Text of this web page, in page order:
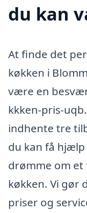
du kan
At finde det
køkken i
være en
kkken-pris-
indhente tre
du kan få
drømme om
køkken. Vi gør
priser og